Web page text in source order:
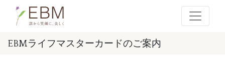
EBMライフマスターカードのご案内